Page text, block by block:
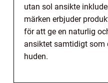
utan sol ansikte
märken erbjuder
för att ge en naturlig
ansiktet samtidigt som
huden.